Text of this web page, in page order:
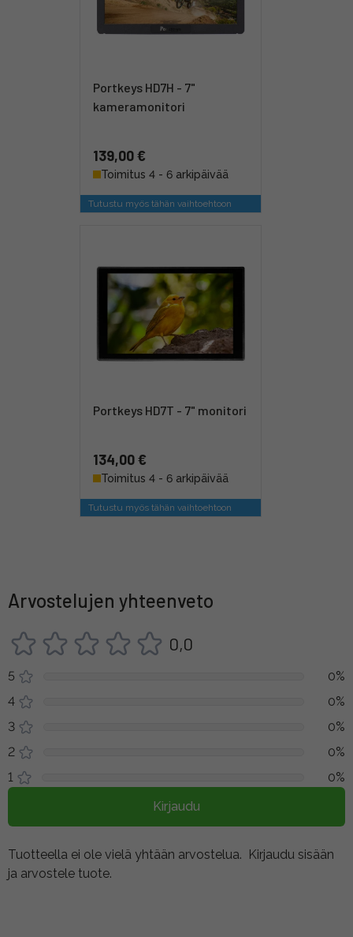
Portkeys HD7H - 7"
kameramonitori
139,00 €
Toimitus 4 - 6 arkipäivää
Tutustu myös tähän vaihtoehtoon
Portkeys HD7T - 7" monitori
134,00 €
Toimitus 4 - 6 arkipäivää
Tutustu myös tähän vaihtoehtoon
Arvostelujen yhteenveto
0,0
5
0%
4
0%
3
0%
2
0%
1
0%
Kirjaudu
Tuotteella ei ole vielä yhtään arvostelua. Kirjaudu sisään
ja arvostele tuote.